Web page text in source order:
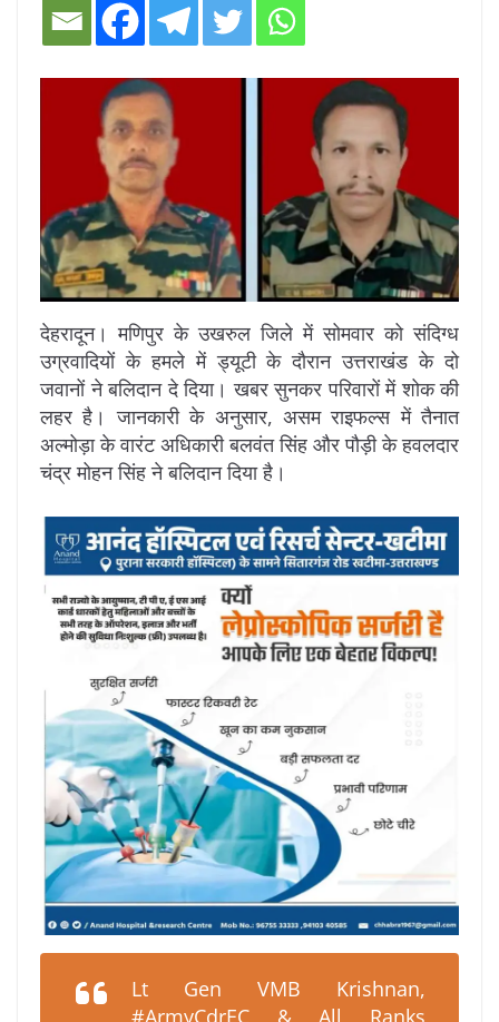
देहरादून। मणिपुर के उखरुल जिले में सोमवार को संदिग्ध
उग्रवादियों के हमले में ड्यूटी के दौरान उत्तराखंड के दो
जवानों ने बलिदान दे दिया। खबर सुनकर परिवारों में शोक की
लहर है। जानकारी के अनुसार, असम राइफल्स में तैनात
अल्मोड़ा के वारंट अधिकारी बलवंत सिंह और पौड़ी के हवलदार
चंद्र मोहन सिंह ने बलिदान दिया है।
Lt Gen VMB Krishnan,
#ArmyCdrEC & All Ranks